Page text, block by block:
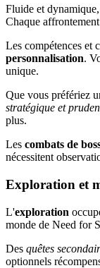
Fluide et
Chaque
Les compétences et
personnalisation.
unique.
Que vous préfériez
stratégique et
plus.
Les combats de
nécessitent
Exploration et
L'exploration
monde de Need for
Des quêtes
optionnels